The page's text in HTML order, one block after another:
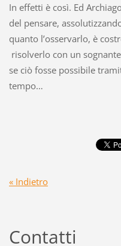
In effetti è così. Ed
del pensare,
quanto l’osservarlo, è
risolverlo con un
se ciò fosse possibile
tempo…
« Indietro
Contatti